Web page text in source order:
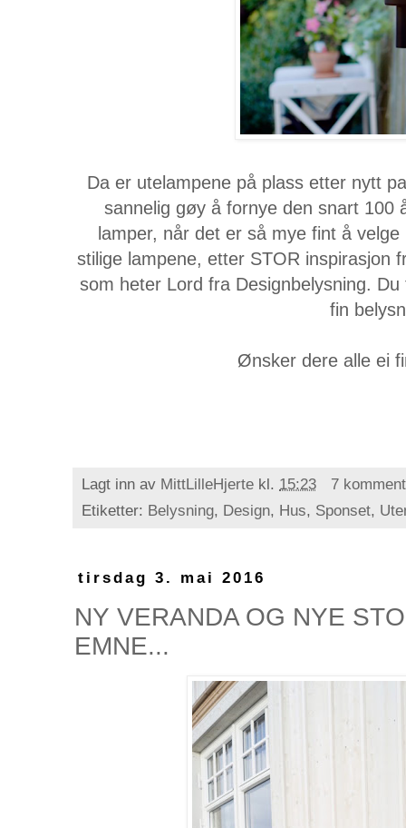
Da er utelampene på plass etter nytt
sannelig gøy å fornye den snart 100
lamper, når det er så mye fint å
stilige lampene, etter STOR inspirasjon
som heter Lord fra Designbelysning.
fin
Ønsker dere alle ei
Lagt inn av MittLilleHjerte kl. 15:23
7
Etiketter: Belysning, Design, Hus, Sponset,
tirsdag 3. mai 2016
NY VERANDA OG NYE
EMNE...